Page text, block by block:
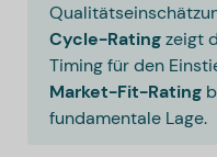
Cycle-Ratingzeigt
Timing für den
Market-Fit-Rating
fundamentale Lage.